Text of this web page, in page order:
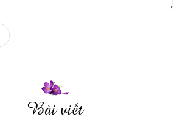
Bài viết